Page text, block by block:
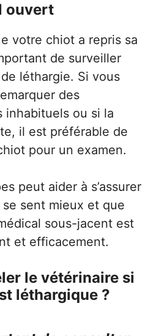
ouvert
votre chiot a repris sa
de surveiller
de léthargie. Si vous
des
inhabituels ou si la
il est préférable de
pour un examen.
peut aider à s’assurer
sent mieux et que
sous-jacent est
et efficacement.
le vétérinaire si
léthargique ?